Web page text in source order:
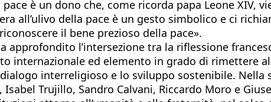
pace è un dono che, come ricorda papa Leone
all’ulivo della pace è un gesto simbolico e ci
il bene prezioso della pace».
approfondito l’intersezione tra la riflessione
internazionale ed elemento in grado di rimettere
interreligioso e lo sviluppo sostenibile. Nella
Isabel Trujillo, Sandro Calvani, Riccardo Moro e